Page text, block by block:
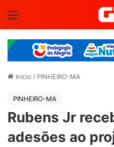
Início / PINHEIRO-MA
PINHEIRO-MA
Rubens Jr
adesões ao